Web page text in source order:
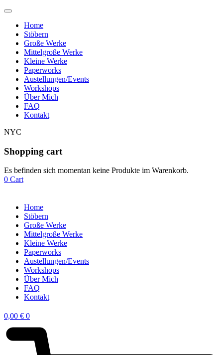
Home
Stöbern
Große Werke
Mittelgroße Werke
Kleine Werke
Paperworks
Austellungen/Events
Workshops
Über Mich
FAQ
Kontakt
NYC
Shopping cart
Es befinden sich momentan keine Produkte im Warenkorb.
0 Cart
Home
Stöbern
Große Werke
Mittelgroße Werke
Kleine Werke
Paperworks
Austellungen/Events
Workshops
Über Mich
FAQ
Kontakt
0,00 € 0